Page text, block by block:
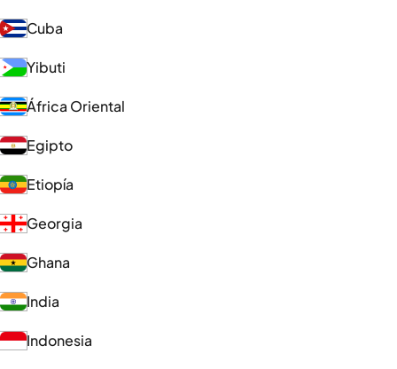
Cuba
Yibuti
África Oriental
Egipto
Etiopía
Georgia
Ghana
India
Indonesia